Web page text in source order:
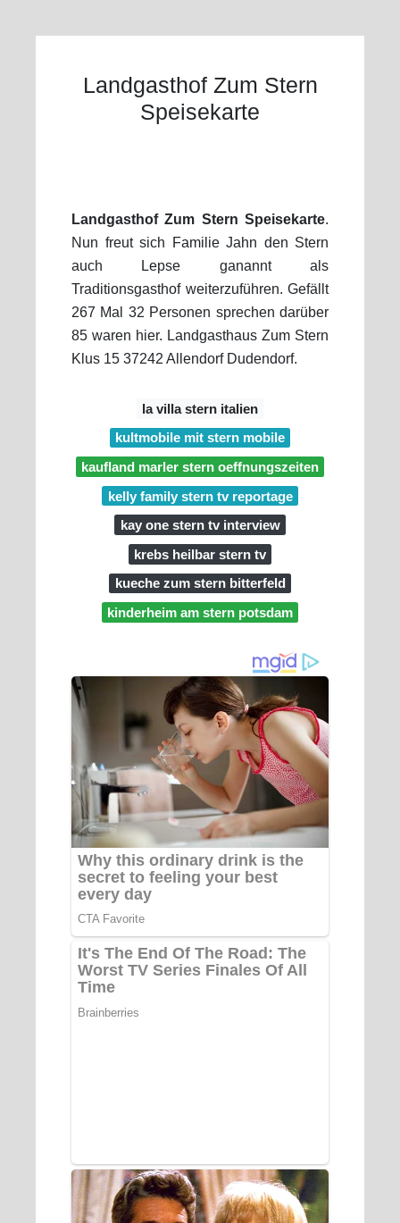
Landgasthof Zum Stern
Speisekarte
Landgasthof Zum Stern Speisekarte.
Nun freut sich Familie Jahn den Stern
auch Lepse ganannt als
Traditionsgasthof weiterzuführen. Gefällt
267 Mal 32 Personen sprechen darüber
85 waren hier. Landgasthaus Zum Stern
Klus 15 37242 Allendorf Dudendorf.
la villa stern italien
kultmobile mit stern mobile
kaufland marler stern oeffnungszeiten
kelly family stern tv reportage
kay one stern tv interview
krebs heilbar stern tv
kueche zum stern bitterfeld
kinderheim am stern potsdam